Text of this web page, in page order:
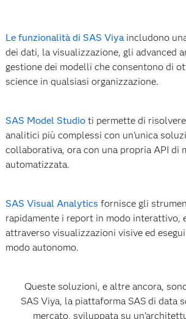
Le funzionalità di SAS Viyaincludono
dei dati, la visualizzazione, gli advanced
gestione dei modelli che consentono di
science in qualsiasi organizzazione.
SAS Model Studioti permette di
analitici più complessi con un'unica
collaborativa, ora con una propria API di
automatizzata.
SAS Visual Analytics fornisce gli
rapidamente i report in modo interattivo,
attraverso visualizzazioni visive ed
modo autonomo.
Queste soluzioni, e altre ancora,
SAS Viya, la piattaforma SAS di data
mercato, sviluppata su